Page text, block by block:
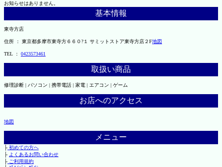
お知らせはありません。
基本情報
東寺方店
住所 ： 東京都多摩市東寺方６６０?１ サミットストア東寺方店２F地図
TEL ： 0423573461
取扱い商品
修理診断 | パソコン | 携帯電話 | 家電 | エアコン | ゲーム
お店へのアクセス
地図
メニュー
├初めての方へ
├ よくあるお問い合わせ
├ご利用規約